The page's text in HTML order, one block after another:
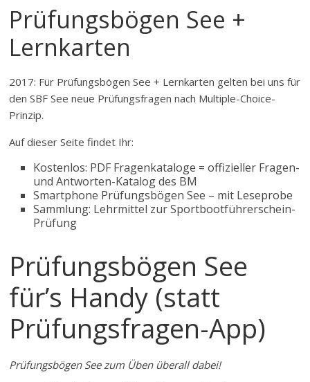
Prüfungsbögen See +
Lernkarten
2017: Für Prüfungsbögen See + Lernkarten gelten bei uns für
den SBF See neue Prüfungsfragen nach Multiple-Choice-
Prinzip.
Auf dieser Seite findet Ihr:
Kostenlos: PDF Fragenkataloge = offizieller Fragen-
und Antworten-Katalog des BM
Smartphone Prüfungsbögen See – mit Leseprobe
Sammlung: Lehrmittel zur Sportbootführerschein-
Prüfung
Prüfungsbögen See
für’s Handy (statt
Prüfungsfragen-App)
Prüfungsbögen See zum Üben überall dabei!